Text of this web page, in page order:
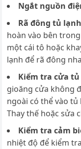
Ngắt nguồn
Rã đông tủ
hoàn vào bên
một cái tô hoặc
lạnh để rã đông
Kiểm tra cửa
gioăng cửa không
ngoài có thể vào
Thay thế hoặc sửa
Kiểm tra cảm
nhiệt độ để kiểm